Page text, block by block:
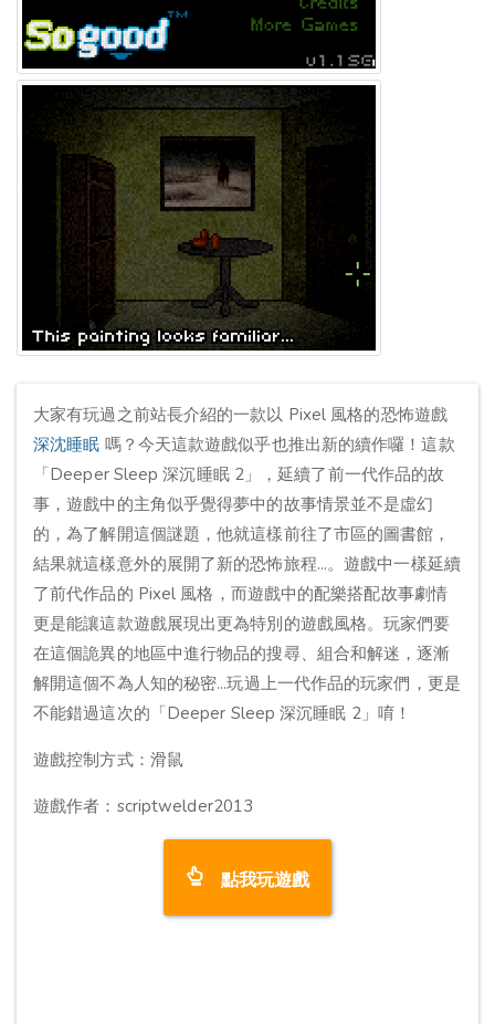
大家有玩過之前站長介紹的一款以 Pixel 風格的恐怖遊戲
深沈睡眠 嗎？今天這款遊戲似乎也推出新的續作囉！這款
「Deeper Sleep 深沉睡眠 2」，延續了前一代作品的故
事，遊戲中的主角似乎覺得夢中的故事情景並不是虛幻
的，為了解開這個謎題，他就這樣前往了市區的圖書館，
結果就這樣意外的展開了新的恐怖旅程...。遊戲中一樣延續
了前代作品的 Pixel 風格，而遊戲中的配樂搭配故事劇情
更是能讓這款遊戲展現出更為特別的遊戲風格。玩家們要
在這個詭異的地區中進行物品的搜尋、組合和解迷，逐漸
解開這個不為人知的秘密...玩過上一代作品的玩家們，更是
不能錯過這次的「Deeper Sleep 深沉睡眠 2」唷！
遊戲控制方式：滑鼠
遊戲作者：scriptwelder2013
點我玩遊戲